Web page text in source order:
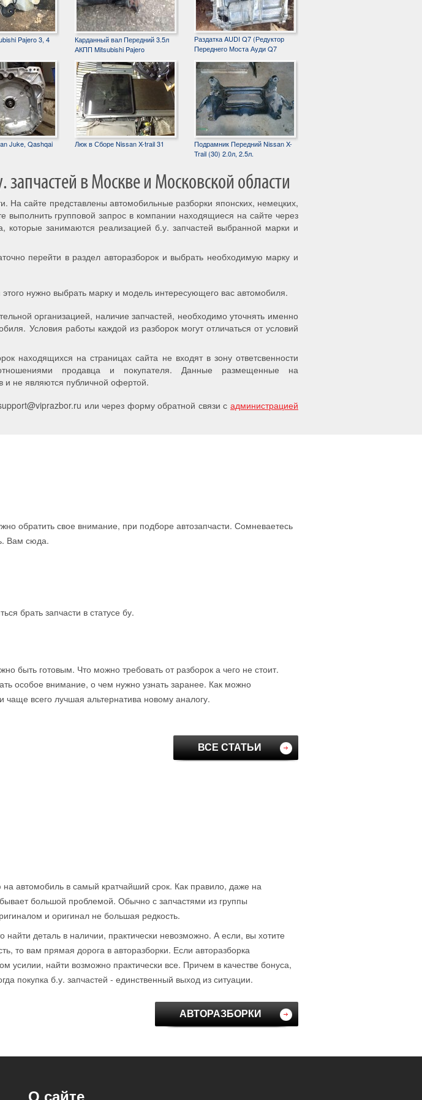
Pajero 3, 4
Карданный вал Передний 3.5л
АКПП Mitsubishi Pajero
Раздатка AUDI Q7 (Редуктор
Переднего Моста Ауди Q7
Juke, Qashqai
Люк в Сборе Nissan X-trail 31
Подрамник Передний Nissan X-
Trail (30) 2.0л, 2.5л.
в Москве и Московской области
На сайте представлены автомобильные разборки японских, немецких,
групповой запрос в компании находящиеся на сайте через
которые занимаются реализацией б.у. запчастей выбранной марки и
перейти в раздел авторазборок и выбрать необходимую марку и
нужно выбрать марку и модель интересующего вас автомобиля.
организацией, наличие запчастей, необходимо уточнять именно
Условия работы каждой из разборок могут отличаться от условий
находящихся на страницах сайта не входят в зону ответсвенности
продавца и покупателя. Данные размещенные на
и не являются публичной офертой.
@viprazbor.ru или через форму обратной связи с администрацией
обратить свое внимание, при подборе автозапчасти. Сомневаетесь
Вам сюда.
брать запчасти в статусе бу.
быть готовым. Что можно требовать от разборок а чего не стоит.
особое внимание, о чем нужно узнать заранее. Как можно
всего лучшая альтернатива новому аналогу.
ВСЕ СТАТЬИ
автомобиль в самый кратчайший срок. Как правило, даже на
большой проблемой. Обычно с запчастями из группы
и оригинал не большая редкость.
деталь в наличии, практически невозможно. А если, вы хотите
то вам прямая дорога в авторазборки. Если авторазборка
найти возможно практически все. Причем в качестве бонуса,
покупка б.у. запчастей - единственный выход из ситуации.
АВТОРАЗБОРКИ
О сайте